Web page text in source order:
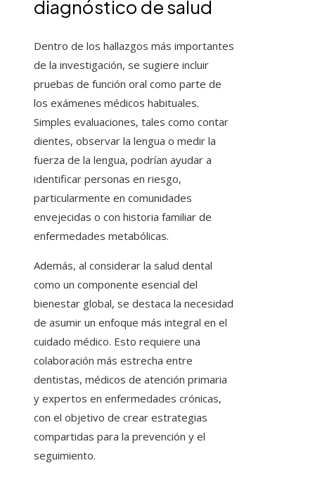
diagnóstico de salud
Dentro de los hallazgos más importantes
de la investigación, se sugiere incluir
pruebas de función oral como parte de
los exámenes médicos habituales.
Simples evaluaciones, tales como contar
dientes, observar la lengua o medir la
fuerza de la lengua, podrían ayudar a
identificar personas en riesgo,
particularmente en comunidades
envejecidas o con historia familiar de
enfermedades metabólicas.
Además, al considerar la salud dental
como un componente esencial del
bienestar global, se destaca la necesidad
de asumir un enfoque más integral en el
cuidado médico. Esto requiere una
colaboración más estrecha entre
dentistas, médicos de atención primaria
y expertos en enfermedades crónicas,
con el objetivo de crear estrategias
compartidas para la prevención y el
seguimiento.